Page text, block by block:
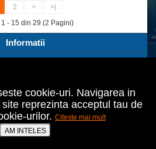
2 >
>|
- 15 din 29 (2 Pagini)
Informatii
Contul tău
nr.18
021 642 70 24
cookie-uri. Navigarea in
reprezinta acceptul tau de
urilor. Citeste mai mult
AM INTELES